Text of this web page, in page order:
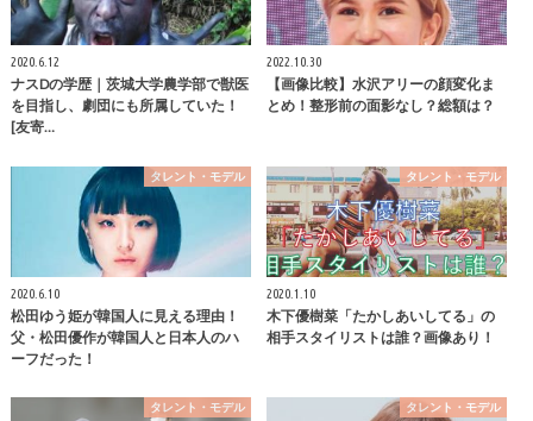
2020.6.12
ナスDの学歴｜茨城大学農学部で獣医
を目指し、劇団にも所属していた！
[友寄…
2022.10.30
【画像比較】水沢アリーの顔変化ま
とめ！整形前の面影なし？総額は？
タレント・モデル
2020.6.10
松田ゆう姫が韓国人に見える理由！
父・松田優作が韓国人と日本人のハ
ーフだった！
タレント・モデル
2020.1.10
木下優樹菜「たかしあいしてる」の
相手スタイリストは誰？画像あり！
タレント・モデル タレント・モデル